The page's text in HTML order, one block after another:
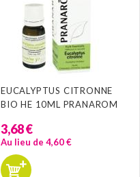
EUCALYPTUS CITRONNE
BIO HE 10ML PRANAROM
3,68 €
Au lieu de 4,60 €